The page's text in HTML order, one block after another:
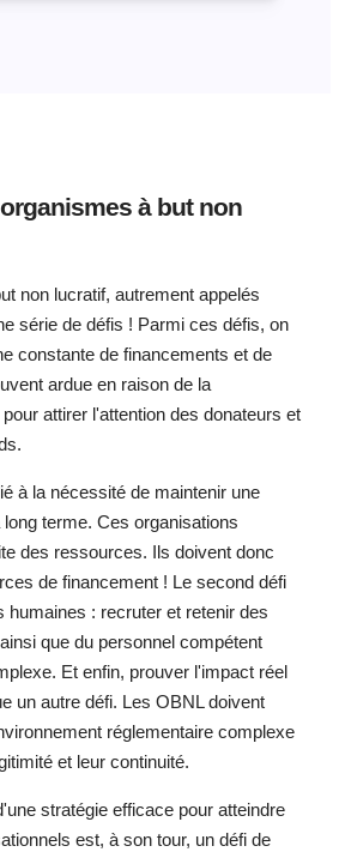
à but non
non lucratif, autrement appelés
série de défis ! Parmi ces défis, on
constante de financements et de
ardue en raison de la
attirer l'attention des donateurs et
à la nécessité de maintenir une
terme. Ces organisations
des ressources. Ils doivent donc
de financement ! Le second défi
humaines : recruter et retenir des
que du personnel compétent
Et enfin, prouver l'impact réel
un autre défi. Les OBNL doivent
réglementaire complexe
et leur continuité.
stratégie efficace pour atteindre
est, à son tour, un défi de